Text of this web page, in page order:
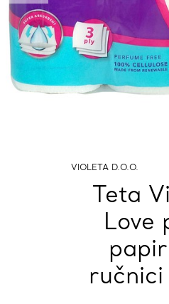
VIOLETA D.O.O.
Teta
Love
ručnici